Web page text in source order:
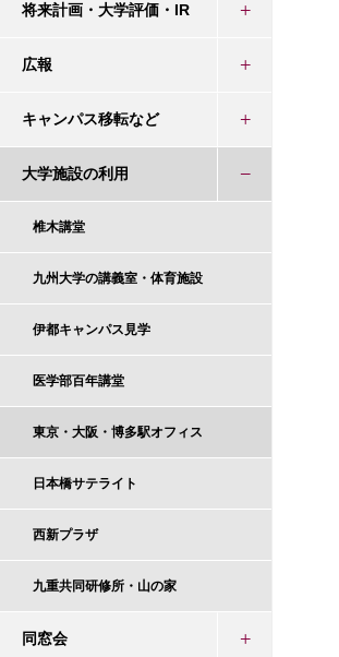
将来計画・大学評価・IR
広報
キャンパス移転など
大学施設の利用
椎木講堂
九州大学の講義室・体育施設
伊都キャンパス見学
医学部百年講堂
東京・大阪・博多駅オフィス
日本橋サテライト
西新プラザ
九重共同研修所・山の家
同窓会